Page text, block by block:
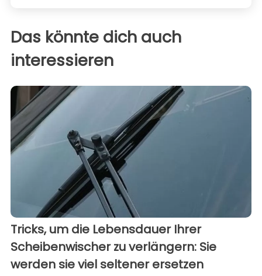
Das könnte dich auch
interessieren
Tricks, um die Lebensdauer Ihrer
Scheibenwischer zu verlängern: Sie
werden sie viel seltener ersetzen